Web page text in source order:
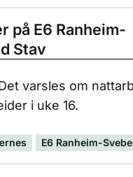
på E6 Ranheim-
Stav
varsles om
i uke 16.
E6 Ranheim-